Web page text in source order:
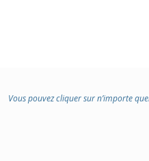
Vous pouvez cliquer sur n’importe